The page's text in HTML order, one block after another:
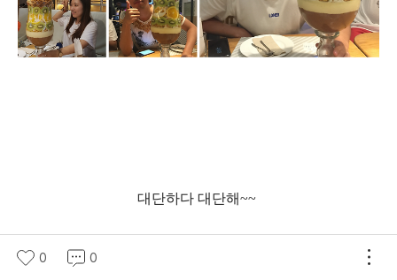
대단하다 대단해~~
그 크기가 어마어마해서 너도 나도 인증샷
0 0